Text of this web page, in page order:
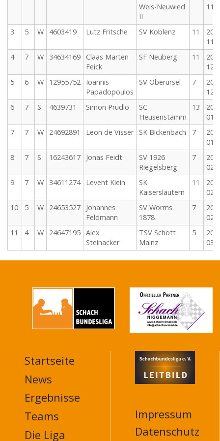
Weis-Neuwied
II
11-
3 5 W 4603419 Lutz Fritsche SV Koblenz 11
11-
4
7 W 34634169
Claas Marten
Feick
SF Neuberg 11
12-
5
6 W 12955752
Ioannis
Papadopoulos
SV Oberursel 7
12-
6
7 S 4639731 Simon Prudlo
SC
Heusenstamm
13
01-
7
7 W 24692891 Leon de Visser SK Bickenbach 7
01-
8
7 S 16243617 Jonas Feidt
SV 1926
Riegelsberg
7
02-
9
7 W 34611274 Levent Klein
SK
Kaiserslautern
11
02-
10
5 W 24653527
Johannes
Feldmann
SV Worms
1878
7
02-
11
4 W 24647195 Alex
Steinacker
TSV Schott
Mainz
5
03-
MAIN
NAVIGATION
FOOTER
Startseite
News
Ergebnisse
Teams
Die Liga
Impressum
Datenschutz